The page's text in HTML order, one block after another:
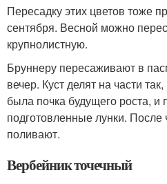
Пересадку этих цветов тоже
сентября. Весной можно
крупнолистную.
Бруннеру пересаживают в
вечер. Куст делят на части
была почка будущего роста,
подготовленные лунки. После
поливают.
Вербейник точечный